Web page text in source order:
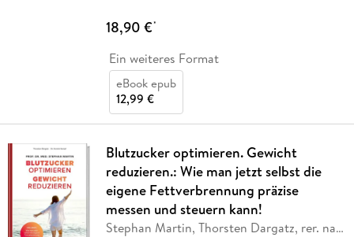
18,90 €*
Ein weiteres Format
eBook epub
12,99 €
Blutzucker optimieren. Gewicht
reduzieren.: Wie man jetzt selbst die
eigene Fettverbrennung präzise
messen und steuern kann!
Stephan Martin, Thorsten Dargatz, rer. nat.